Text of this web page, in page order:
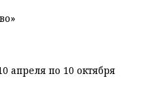
апреля по 10 октября